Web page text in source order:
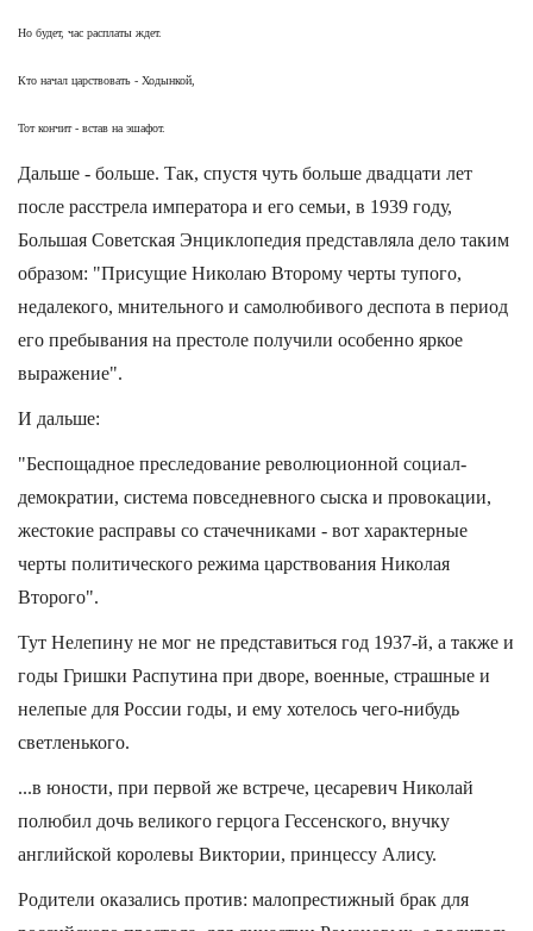
Но будет, час расплаты ждет.
Кто начал царствовать - Ходынкой,
Тот кончит - встав на эшафот.
Дальше - больше. Так, спустя чуть больше двадцати лет
после расстрела императора и его семьи, в 1939 году,
Большая Советская Энциклопедия представляла дело таким
образом: "Присущие Николаю Второму черты тупого,
недалекого, мнительного и самолюбивого деспота в период
его пребывания на престоле получили особенно яркое
выражение".
И дальше:
"Беспощадное преследование революционной социал-
демократии, система повседневного сыска и провокации,
жестокие расправы со стачечниками - вот характерные
черты политического режима царствования Николая
Второго".
Тут Нелепину не мог не представиться год 1937-й, а также и
годы Гришки Распутина при дворе, военные, страшные и
нелепые для России годы, и ему хотелось чего-нибудь
светленького.
...в юности, при первой же встрече, цесаревич Николай
полюбил дочь великого герцога Гессенского, внучку
английской королевы Виктории, принцессу Алису.
Родители оказались против: малопрестижный брак для